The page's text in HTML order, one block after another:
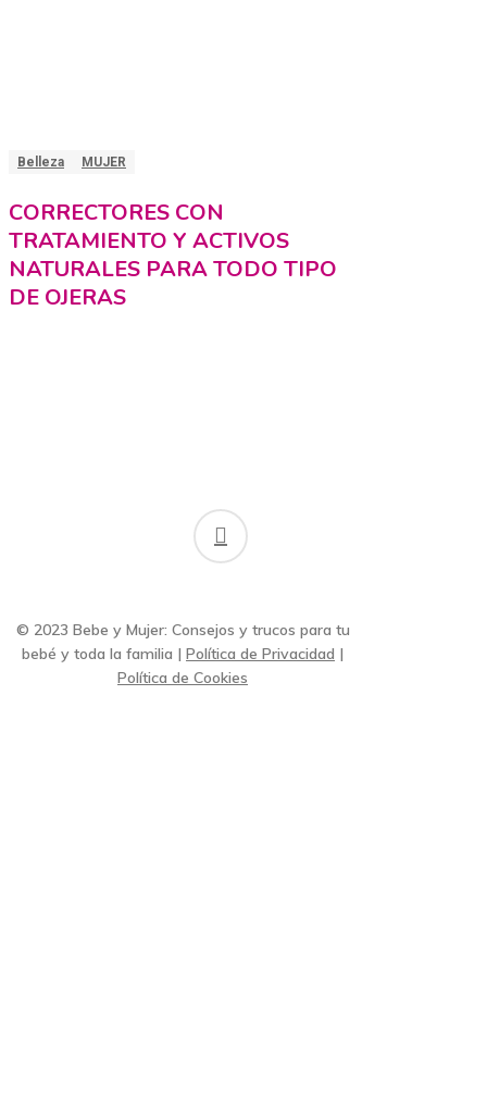
Belleza MUJER
CORRECTORES CON
TRATAMIENTO Y ACTIVOS
NATURALES PARA TODO TIPO
DE OJERAS
facebook
© 2023 Bebe y Mujer: Consejos y trucos para tu
bebé y toda la familia | Política de Privacidad |
Política de Cookies